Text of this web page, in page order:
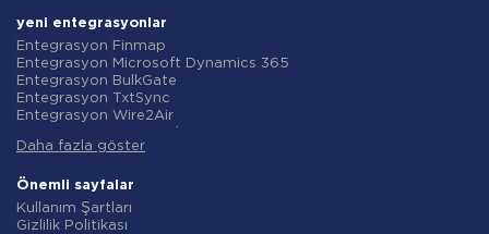
Entegrasyon ClickUp
Entegrasyon Airtable
Entegrasyon Google Contacts
Entegrasyon OpenAI (ChatGPT)
Entegrasyon Instagram
Entegrasyon ActiveCampaign
Entegrasyon Typeform
Entegrasyon Salesforce CRM
Entegrasyon Notion
Entegrasyon AWeber
yeni entegrasyonlar
Entegrasyon Finmap
Entegrasyon Microsoft Dynamics 365
Entegrasyon BulkGate
Entegrasyon TxtSync
Entegrasyon Wire2Air
Entegrasyon Infobip
Entegrasyon AtomPark
Entegrasyon TXTImpact
Entegrasyon Campaign Monitor
Daha fazla göster
Önemli sayfalar
Kullanım Şartları
Gizlilik Politikası